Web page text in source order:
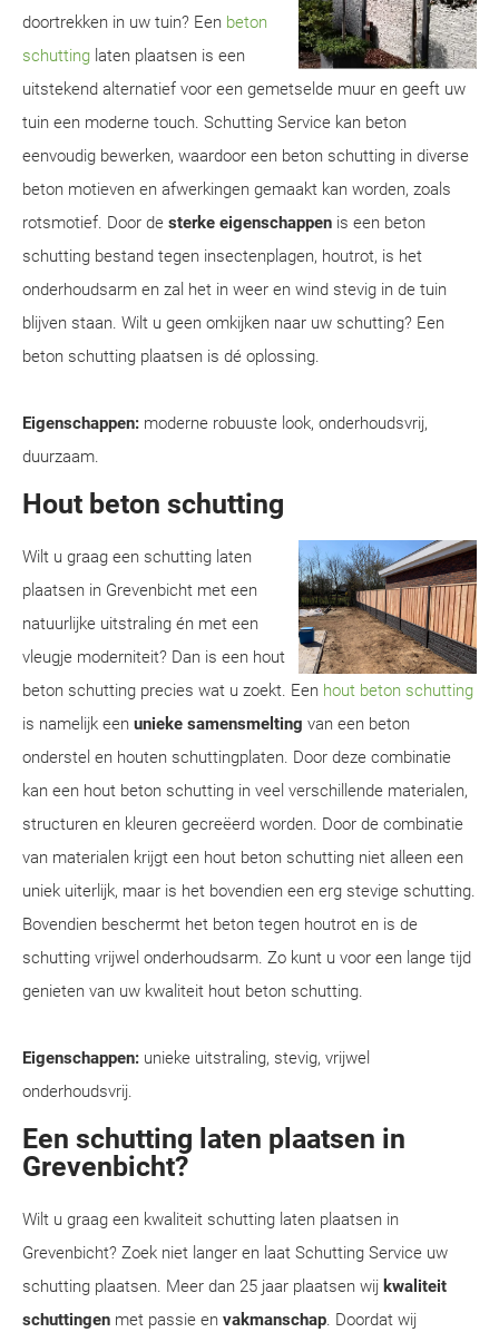
doortrekken in uw tuin? Een beton
schutting laten plaatsen is een
uitstekend alternatief voor een gemetselde muur en geeft uw
tuin een moderne touch. Schutting Service kan beton
eenvoudig bewerken, waardoor een beton schutting in diverse
beton motieven en afwerkingen gemaakt kan worden, zoals
rotsmotief. Door de sterke eigenschappen is een beton
schutting bestand tegen insectenplagen, houtrot, is het
onderhoudsarm en zal het in weer en wind stevig in de tuin
blijven staan. Wilt u geen omkijken naar uw schutting? Een
beton schutting plaatsen is dé oplossing.
Eigenschappen: moderne robuuste look, onderhoudsvrij,
duurzaam.
Hout beton schutting
Wilt u graag een schutting laten
plaatsen in Grevenbicht met een
natuurlijke uitstraling én met een
vleugje moderniteit? Dan is een hout
beton schutting precies wat u zoekt. Een hout beton schutting
is namelijk een unieke samensmelting van een beton
onderstel en houten schuttingplaten. Door deze combinatie
kan een hout beton schutting in veel verschillende materialen,
structuren en kleuren gecreëerd worden. Door de combinatie
van materialen krijgt een hout beton schutting niet alleen een
uniek uiterlijk, maar is het bovendien een erg stevige schutting.
Bovendien beschermt het beton tegen houtrot en is de
schutting vrijwel onderhoudsarm. Zo kunt u voor een lange tijd
genieten van uw kwaliteit hout beton schutting.
Eigenschappen: unieke uitstraling, stevig, vrijwel
onderhoudsvrij.
Een schutting laten plaatsen in
Grevenbicht?
Wilt u graag een kwaliteit schutting laten plaatsen in
Grevenbicht? Zoek niet langer en laat Schutting Service uw
schutting plaatsen. Meer dan 25 jaar plaatsen wij kwaliteit
schuttingen met passie en vakmanschap. Doordat wij